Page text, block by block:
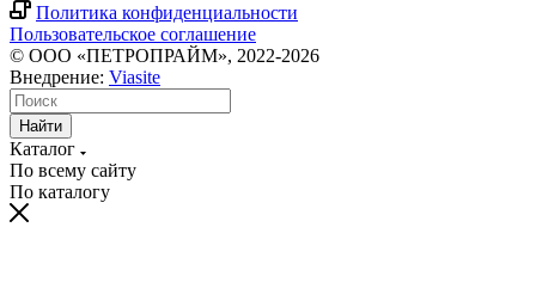
Политика конфиденциальности
Пользовательское соглашение
© ООО «ПЕТРОПРАЙМ», 2022-2026
Внедрение: Viasite
Найти
Каталог
По всему сайту
По каталогу